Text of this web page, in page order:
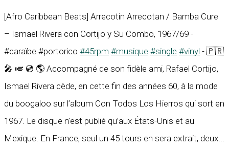
[Afro Caribbean Beats] Arrecotin Arrecotan / Bamba Cure
– Ismael Rivera con Cortijo y Su Combo, 1967/69 -
#caraïbe #portorico #45rpm #musique #single #vinyl - 🇵🇷
🎤 🎺 💿 🌎 Accompagné de son fidèle ami, Rafael Cortijo,
Ismael Rivera cède, en cette fin des années 60, à la mode
du boogaloo sur l’album Con Todos Los Hierros qui sort en
1967. Le disque n’est publié qu’aux États-Unis et au
Mexique. En France, seul un 45 tours en sera extrait, deux...